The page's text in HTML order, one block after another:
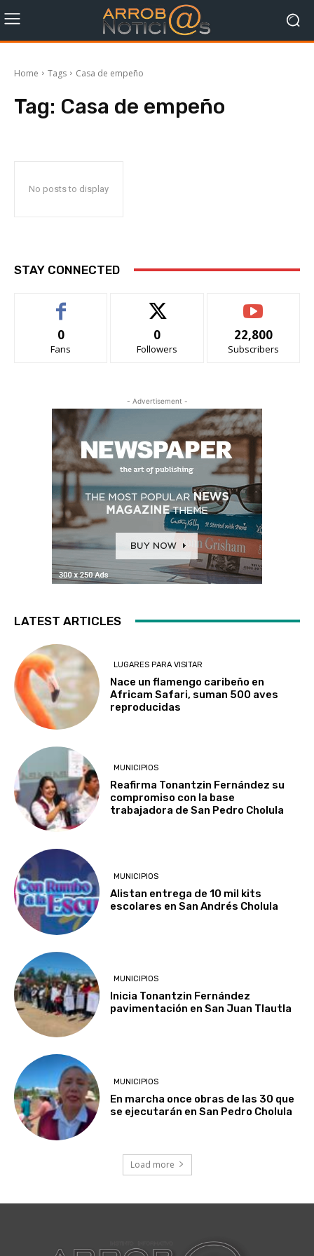
Home Tags Casa de empeño
Tag: Casa de empeño
No posts to display
STAY CONNECTED
0
Fans
0
Followers
22,800
Subscribers
- Advertisement -
LATEST ARTICLES
LUGARES PARA VISITAR
Nace un flamengo caribeño en
Africam Safari, suman 500 aves
reproducidas
MUNICIPIOS
Reafirma Tonantzin Fernández su
compromiso con la base
trabajadora de San Pedro Cholula
MUNICIPIOS
Alistan entrega de 10 mil kits
escolares en San Andrés Cholula
MUNICIPIOS
Inicia Tonantzin Fernández
pavimentación en San Juan Tlautla
MUNICIPIOS
En marcha once obras de las 30 que
se ejecutarán en San Pedro Cholula
Load more